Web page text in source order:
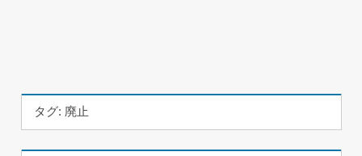
タグ: 廃止